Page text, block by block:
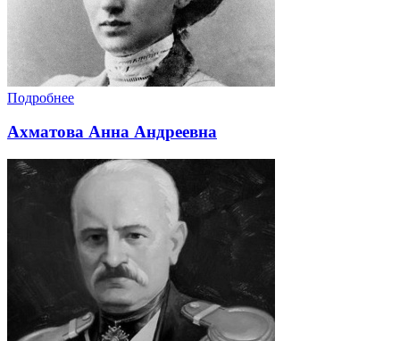
Подробнее
Ахматова Анна Андреевна